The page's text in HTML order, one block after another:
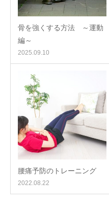
骨を強くする方法 ～運動
編～
2025.09.10
腰痛予防のトレーニング
2022.08.22